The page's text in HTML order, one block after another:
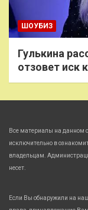
ШОУБИЗ
Гулькина
отзовет иск
Все материалы на данном
исключительно в
владельцам.
несет.
Если Вы обнаружили на